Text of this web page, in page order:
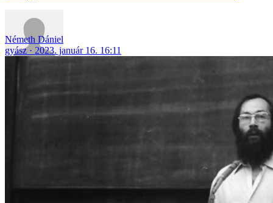
Németh Dániel
gyász
2023. január 16. 16:11